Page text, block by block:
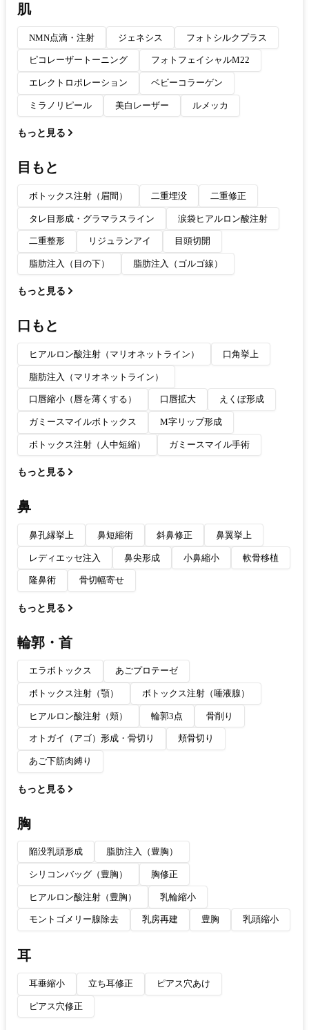
肌
NMN点滴・注射 ジェネシス フォトシルクプラス
ピコレーザートーニング フォトフェイシャルM22
エレクトロポレーション ベビーコラーゲン
ミラノリピール 美白レーザー ルメッカ
もっと見る
目もと
ボトックス注射（眉間） 二重埋没 二重修正
タレ目形成・グラマラスライン 涙袋ヒアルロン酸注射
二重整形 リジュランアイ 目頭切開
脂肪注入（目の下） 脂肪注入（ゴルゴ線）
もっと見る
口もと
ヒアルロン酸注射（マリオネットライン） 口角挙上
脂肪注入（マリオネットライン）
口唇縮小（唇を薄くする） 口唇拡大 えくぼ形成
ガミースマイルボトックス M字リップ形成
ボトックス注射（人中短縮） ガミースマイル手術
もっと見る
鼻
鼻孔縁挙上 鼻短縮術 斜鼻修正 鼻翼挙上
レディエッセ注入 鼻尖形成 小鼻縮小 軟骨移植
隆鼻術 骨切幅寄せ
もっと見る
輪郭・首
エラボトックス あごプロテーゼ
ボトックス注射（顎） ボトックス注射（唾液腺）
ヒアルロン酸注射（頬） 輪郭3点 骨削り
オトガイ（アゴ）形成・骨切り 頬骨切り
あご下筋肉縛り
もっと見る
胸
陥没乳頭形成 脂肪注入（豊胸）
シリコンバッグ（豊胸） 胸修正
ヒアルロン酸注射（豊胸） 乳輪縮小
モントゴメリー腺除去 乳房再建 豊胸 乳頭縮小
耳
耳垂縮小 立ち耳修正 ピアス穴あけ
ピアス穴修正